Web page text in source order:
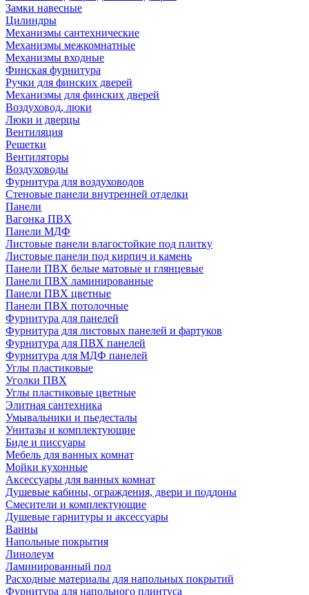
Замки навесные
Цилиндры
Механизмы сантехнические
Механизмы межкомнатные
Механизмы входные
Финская фурнитура
Ручки для финских дверей
Механизмы для финских дверей
Воздуховод, люки
Люки и дверцы
Вентиляция
Решетки
Вентиляторы
Воздуховоды
Фурнитура для воздуховодов
Стеновые панели внутренней отделки
Панели
Вагонка ПВХ
Панели МДФ
Листовые панели влагостойкие под плитку
Листовые панели под кирпич и камень
Панели ПВХ белые матовые и глянцевые
Панели ПВХ ламинированные
Панели ПВХ цветные
Панели ПВХ потолочные
Фурнитура для панелей
Фурнитура для листовых панелей и фартуков
Фурнитура для ПВХ панелей
Фурнитура для МДФ панелей
Углы пластиковые
Уголки ПВХ
Углы пластиковые цветные
Элитная сантехника
Умывальники и пьедесталы
Унитазы и комплектующие
Биде и писсуары
Мебель для ванных комнат
Мойки кухонные
Аксессуары для ванных комнат
Душевые кабины, ограждения, двери и поддоны
Смесители и комплектующие
Душевые гарнитуры и аксессуары
Ванны
Напольные покрытия
Линолеум
Ламинированный пол
Расходные материалы для напольных покрытий
Фурнитура для напольного плинтуса